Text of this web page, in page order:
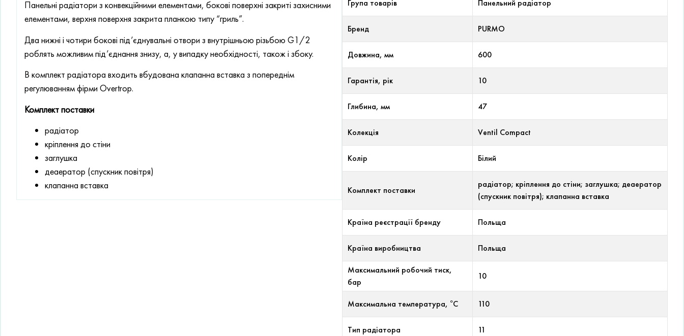
Панельні радіатори з конвекційними елементами, бокові поверхні закриті захисними
елементами, верхня поверхня закрита планкою типу “гриль”.
Два нижні і чотири бокові під’єднувальні отвори з внутрішньою різьбою G1/2
роблять можливим під’єднання знизу, а, у випадку необхідності, також і збоку.
В комплект радіатора входить вбудована клапанна вставка з попереднім
регулюванням фірми Overtrop.
Комплект поставки
радіатор
кріплення до стіни
заглушка
деаератор (спускник повітря)
клапанна вставка
Група товарів Панельний радіатор
Бренд PURMO
Довжина, мм 600
Гарантія, рік 10
Глибина, мм 47
Колекція Ventil Compact
Колір Білий
Комплект поставки
радіатор; кріплення до стіни; заглушка; деаератор
(спускник повітря); клапанна вставка
Країна реєстрації бренду Польща
Країна виробництва Польща
Максимальний робочий тиск,
бар
10
Максимальна температура, °С 110
Тип радіатора 11